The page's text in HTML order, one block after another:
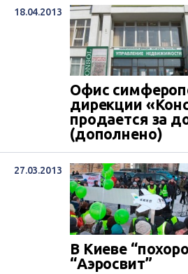
18.04.2013
Офис
дирекции
продается за
(дополнено)
27.03.2013
В Киеве
“Аэросвит”